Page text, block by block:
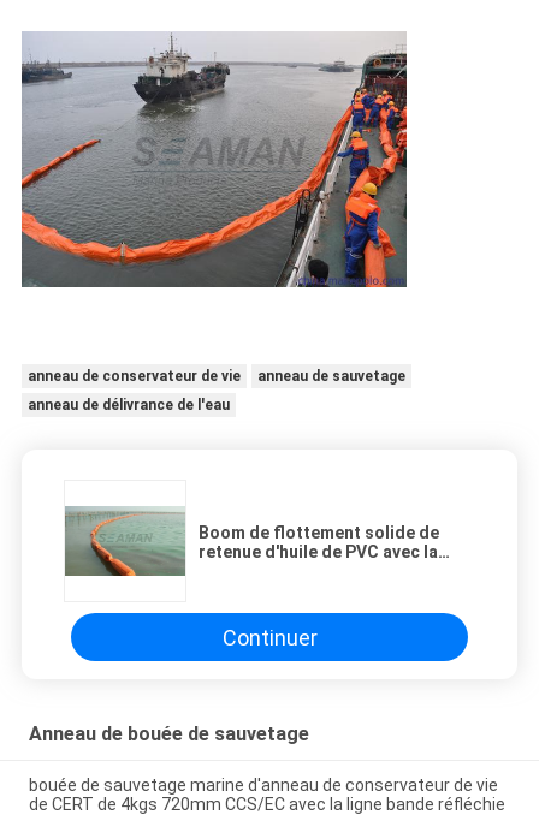
anneau de conservateur de vie
anneau de sauvetage
anneau de délivrance de l'eau
Boom de flottement solide de
retenue d'huile de PVC avec la
Continuer
Anneau de bouée de sauvetage
bouée de sauvetage marine d'anneau de conservateur de vie
de CERT de 4kgs 720mm CCS/EC avec la ligne bande réfléchie